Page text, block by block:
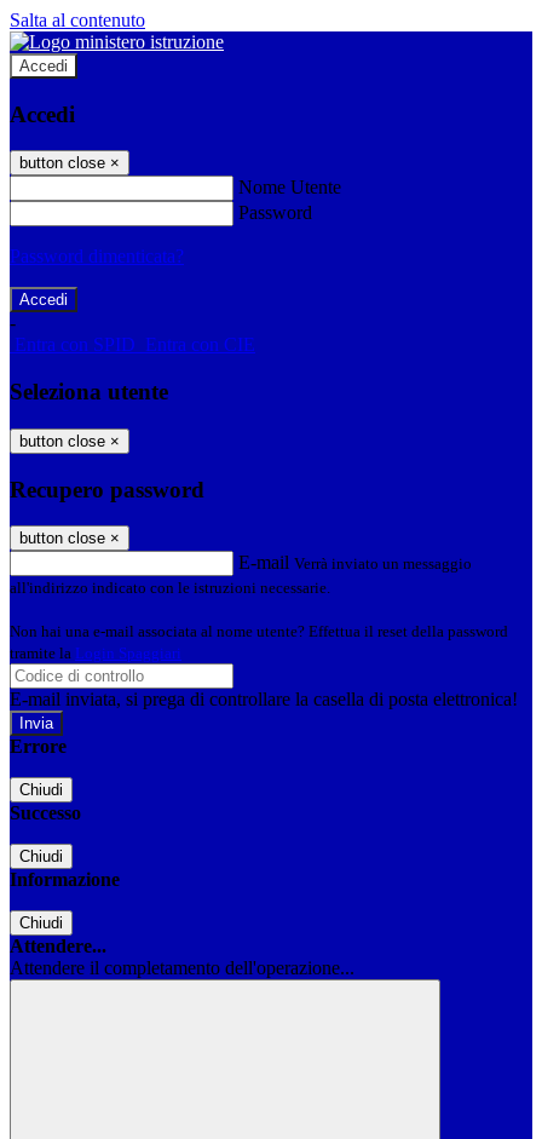
Salta al contenuto
Accedi
Accedi
button close ×
Nome Utente
Password
Password dimenticata?
-
Entra con SPID Entra con CIE
Seleziona utente
button close ×
Recupero password
button close ×
E-mail Verrà inviato un messaggio
all'indirizzo indicato con le istruzioni necessarie.
Non hai una e-mail associata al nome utente? Effettua il reset della password
tramite la Login Spaggiari
E-mail inviata, si prega di controllare la casella di posta elettronica!
Errore
Chiudi
Successo
Chiudi
Informazione
Chiudi
Attendere...
Attendere il completamento dell'operazione...